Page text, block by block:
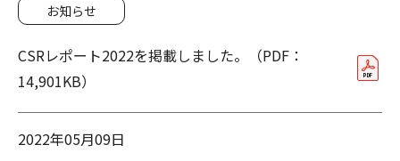
お知らせ
CSRレポート2022を掲載しました。（PDF：
14,901KB）
2022年05月09日